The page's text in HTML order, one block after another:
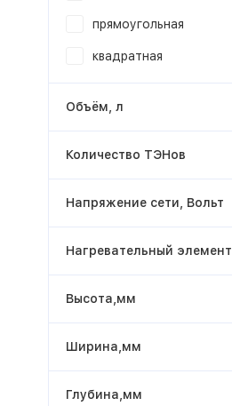
прямоугольная
квадратная
Объём, л
Количество ТЭНов
Напряжение сети, Вольт
Нагревательный элемент
Высота,мм
Ширина,мм
Глубина,мм